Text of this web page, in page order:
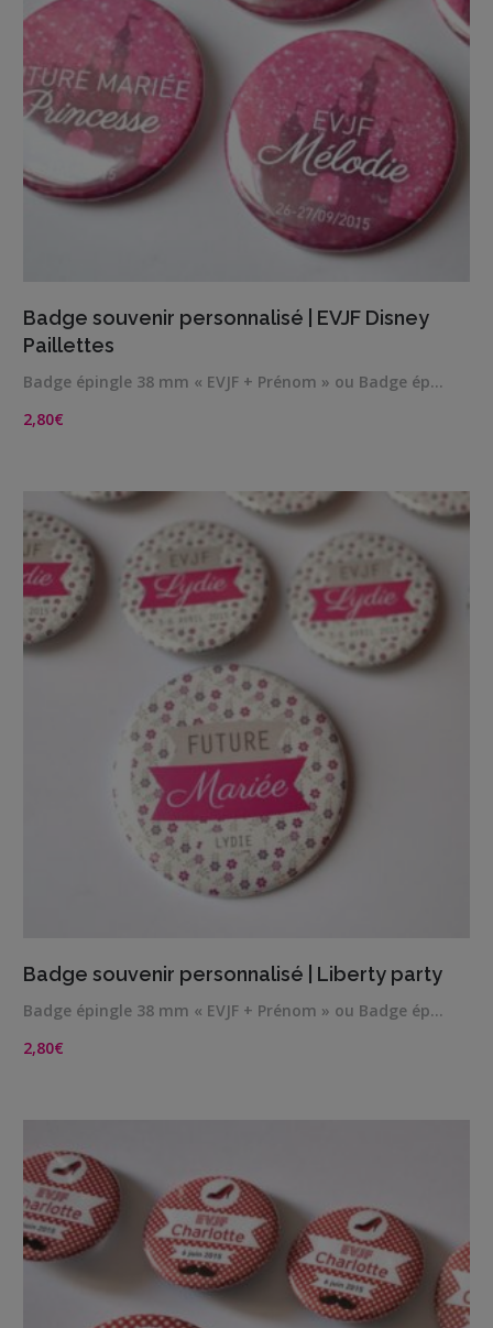
Badge souvenir personnalisé | EVJF Disney
Paillettes
Badge épingle 38 mm « EVJF + Prénom » ou Badge ép…
2,80€
Badge souvenir personnalisé | Liberty party
Badge épingle 38 mm « EVJF + Prénom » ou Badge ép…
2,80€